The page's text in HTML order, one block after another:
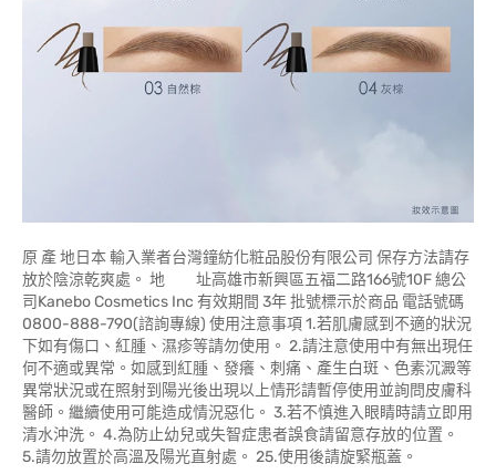
原 產 地日本 輸入業者台灣鐘紡化粧品股份有限公司 保存方法請存
放於陰涼乾爽處。 地 址高雄市新興區五福二路166號10F 總公
司Kanebo Cosmetics Inc 有效期間 3年 批號標示於商品 電話號碼
0800-888-790(諮詢專線) 使用注意事項 1.若肌膚感到不適的狀況
下如有傷口、紅腫、濕疹等請勿使用。 2.請注意使用中有無出現任
何不適或異常。如感到紅腫、發癢、刺痛、產生白斑、色素沉澱等
異常狀況或在照射到陽光後出現以上情形請暫停使用並詢問皮膚科
醫師。繼續使用可能造成情況惡化。 3.若不慎進入眼睛時請立即用
清水沖洗。 4.為防止幼兒或失智症患者誤食請留意存放的位置。
5.請勿放置於高溫及陽光直射處。 25.使用後請旋緊瓶蓋。